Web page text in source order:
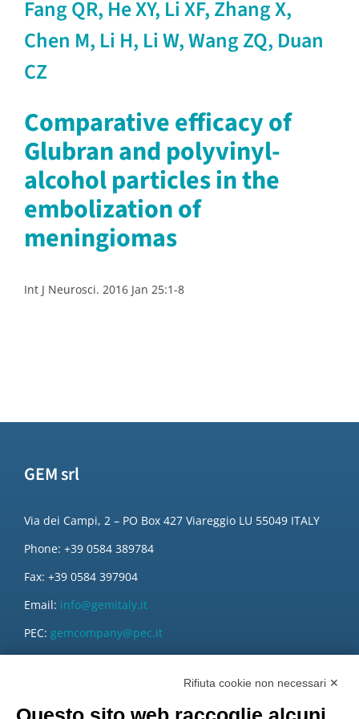
Fang QR, He XY, Li XF, Zhang X,
Chen M, Li H, Li W, Wang ZQ, Duan
CZ
Comparative efficacy of
Glubran and polyvinyl-
alcohol particles in the
embolization of
meningiomas
Int J Neurosci. 2016 Jan 25:1-8
GEM srl
Via dei Campi, 2 – PO Box 427 Viareggio LU 55049 ITALY
Phone: +39 0584 389784
Fax: +39 0584 397904
Email: info@gemitaly.it
PEC: gemcompany@pec.it
Rifiuta cookie non necessari ✕